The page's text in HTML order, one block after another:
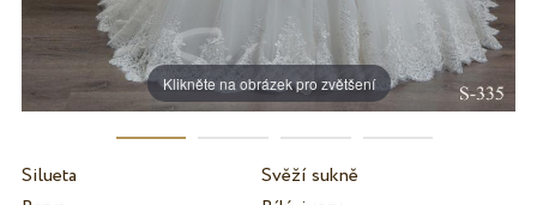
Klikněte na obrázek pro zvětšení
Silueta
Svěží sukně